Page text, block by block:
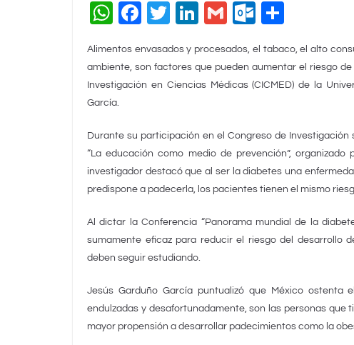
W
at
s
A
p
p
F
c
e
o
k
T
tt
er
Li
k
e
G
ai
l
O
lo
o
o
m
m
p
tir
Alimentos envasados y procesados, el tabaco, el alto
ambiente, son factores que pueden aumentar el riesgo
Investigación en Ciencias Médicas (CICMED) de la
García.
Durante su participación en el Congreso de
“La educación como medio de prevención”,
investigador destacó que al ser la diabetes una
predispone a padecerla, los pacientes tienen el mismo
Al dictar la Conferencia “Panorama mundial de la
sumamente eficaz para reducir el riesgo del desarrollo
deben seguir estudiando.
Jesús Garduño García puntualizó que México ostenta
endulzadas y desafortunadamente, son las personas
mayor propensión a desarrollar padecimientos como la